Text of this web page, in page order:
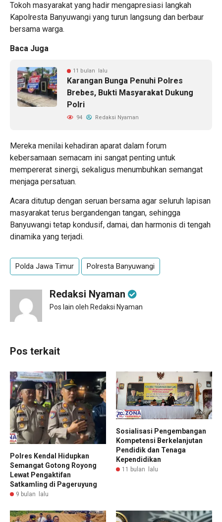
Tokoh masyarakat yang hadir mengapresiasi langkah
Kapolresta Banyuwangi yang turun langsung dan berbaur
bersama warga.
Baca Juga
11 bulan lalu
Karangan Bunga Penuhi Polres
Brebes, Bukti Masyarakat Dukung
Polri
94 Redaksi Nyaman
Mereka menilai kehadiran aparat dalam forum
kebersamaan semacam ini sangat penting untuk
mempererat sinergi, sekaligus menumbuhkan semangat
menjaga persatuan.
Acara ditutup dengan seruan bersama agar seluruh lapisan
masyarakat terus bergandengan tangan, sehingga
Banyuwangi tetap kondusif, damai, dan harmonis di tengah
dinamika yang terjadi.
Polda Jawa Timur Polresta Banyuwangi
Redaksi Nyaman
Pos lain oleh Redaksi Nyaman
Pos terkait
Polres Kendal Hidupkan
Semangat Gotong Royong
Lewat Pengaktifan
Satkamling di Pageruyung
9 bulan lalu
Sosialisasi Pengembangan
Kompetensi Berkelanjutan
Pendidik dan Tenaga
Kependidikan
11 bulan lalu